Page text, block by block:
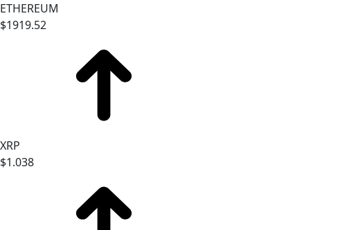
ETHEREUM
$1919.52
XRP
$1.038